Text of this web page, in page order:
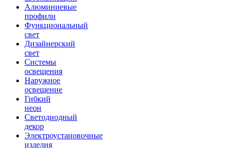
Алюминиевые
профили
Функциональный
свет
Дизайнерский
свет
Системы
освещения
Наружное
освещение
Гибкий
неон
Светодиодный
декор
Электроустановочные
изделия